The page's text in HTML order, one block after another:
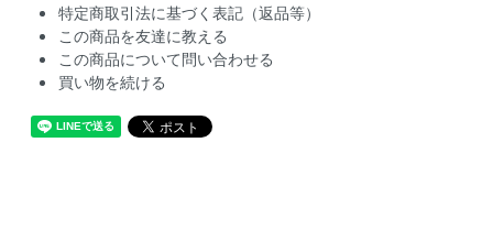
特定商取引法に基づく表記（返品等）
この商品を友達に教える
この商品について問い合わせる
買い物を続ける